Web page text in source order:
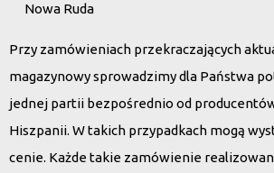
Nowa Ruda
Przy zamówieniach przekraczających
magazynowy sprowadzimy dla Państwa
jednej partii bezpośrednio od producentów
Hiszpanii. W takich przypadkach mogą
cenie. Każde takie zamówienie